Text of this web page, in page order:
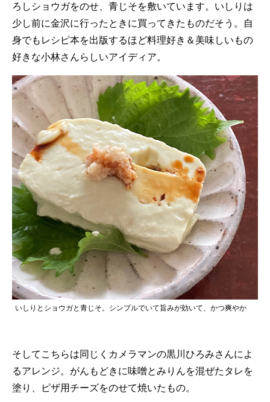
ろしショウガをのせ、青じそを敷いています。いしりは
少し前に金沢に行ったときに買ってきたものだそう。自
身でもレシピ本を出版するほど料理好き＆美味しいもの
好きな小林さんらしいアイディア。
いしりとショウガと青じそ。シンプルでいて旨みが効いて、かつ爽やか
そしてこちらは同じくカメラマンの黒川ひろみさんによ
るアレンジ。がんもどきに味噌とみりんを混ぜたタレを
塗り、ピザ用チーズをのせて焼いたもの。